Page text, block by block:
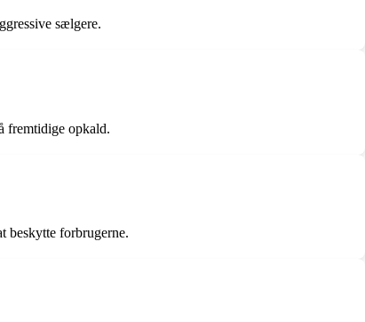
sælgere.
fremtidige opkald.
beskytte forbrugerne.